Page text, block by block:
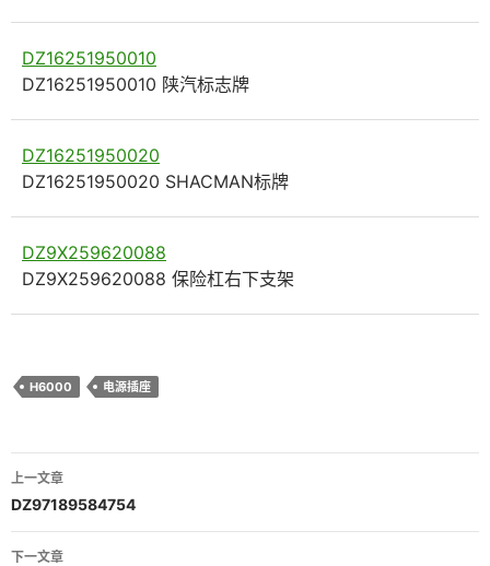
DZ16251950010
DZ16251950010 陕汽标志牌
DZ16251950020
DZ16251950020 SHACMAN标牌
DZ9X259620088
DZ9X259620088 保险杠右下支架
H6000 电源插座
文
章
导
上一文章
DZ97189584754
下一文章